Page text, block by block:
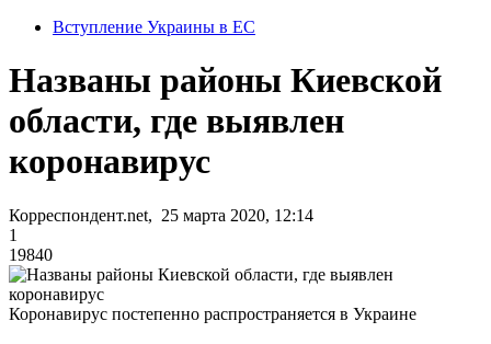
Вступление Украины в ЕС
Названы районы Киевской
области, где выявлен
коронавирус
Корреспондент.net, 25 марта 2020, 12:14
1
19840
Коронавирус постепенно распространяется в Украине